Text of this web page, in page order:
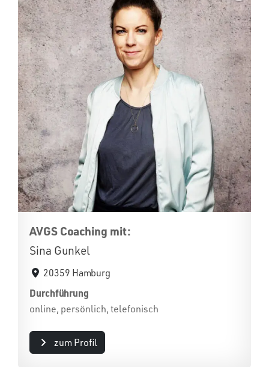
AVGS Coaching mit:
Sina Gunkel
20359 Hamburg
Durchführung
online, persönlich, telefonisch
zum Profil